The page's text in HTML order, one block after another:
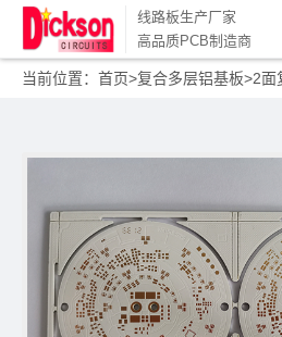
线路板生产厂家
高品质PCB制造商
当前位置：首页>复合多层铝基板>2面